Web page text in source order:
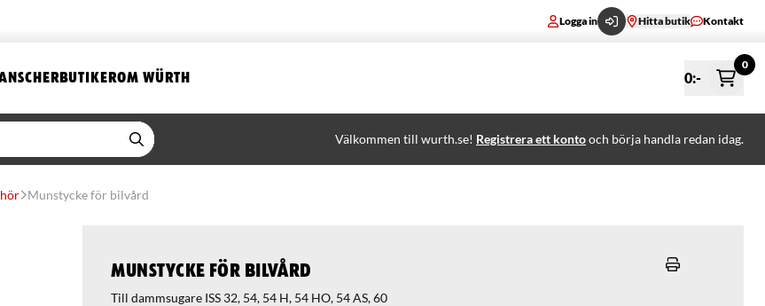
Logga in Hitta butik Kontakt
BUTIKEROM WÜRTH 0:-
0
Välkommen till wurth.se! Registrera ett kontooch börja handla redan idag.
Munstycke för bilvård
Munstycke för bilvård
Till dammsugare ISS 32, 54, 54 H, 54 HO, 54 AS, 60